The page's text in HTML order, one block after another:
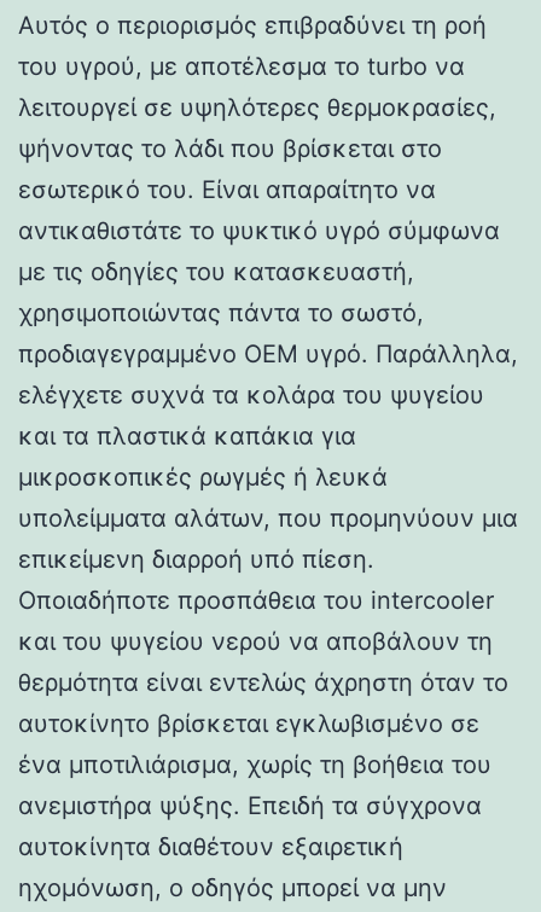
Αυτός ο περιορισμός επιβραδύνει τη ροή
του υγρού, με αποτέλεσμα το turbo να
λειτουργεί σε υψηλότερες θερμοκρασίες,
ψήνοντας το λάδι που βρίσκεται στο
εσωτερικό του. Είναι απαραίτητο να
αντικαθιστάτε το ψυκτικό υγρό σύμφωνα
με τις οδηγίες του κατασκευαστή,
χρησιμοποιώντας πάντα το σωστό,
προδιαγεγραμμένο OEM υγρό. Παράλληλα,
ελέγχετε συχνά τα κολάρα του ψυγείου
και τα πλαστικά καπάκια για
μικροσκοπικές ρωγμές ή λευκά
υπολείμματα αλάτων, που προμηνύουν μια
επικείμενη διαρροή υπό πίεση.
Οποιαδήποτε προσπάθεια του intercooler
και του ψυγείου νερού να αποβάλουν τη
θερμότητα είναι εντελώς άχρηστη όταν το
αυτοκίνητο βρίσκεται εγκλωβισμένο σε
ένα μποτιλιάρισμα, χωρίς τη βοήθεια του
ανεμιστήρα ψύξης. Επειδή τα σύγχρονα
αυτοκίνητα διαθέτουν εξαιρετική
ηχομόνωση, ο οδηγός μπορεί να μην